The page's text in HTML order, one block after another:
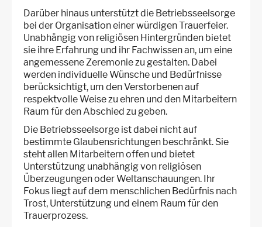
Darüber hinaus unterstützt die Betriebsseelsorge
bei der Organisation einer würdigen Trauerfeier.
Unabhängig von religiösen Hintergründen bietet
sie ihre Erfahrung und ihr Fachwissen an, um eine
angemessene Zeremonie zu gestalten. Dabei
werden individuelle Wünsche und Bedürfnisse
berücksichtigt, um den Verstorbenen auf
respektvolle Weise zu ehren und den Mitarbeitern
Raum für den Abschied zu geben.
Die Betriebsseelsorge ist dabei nicht auf
bestimmte Glaubensrichtungen beschränkt. Sie
steht allen Mitarbeitern offen und bietet
Unterstützung unabhängig von religiösen
Überzeugungen oder Weltanschauungen. Ihr
Fokus liegt auf dem menschlichen Bedürfnis nach
Trost, Unterstützung und einem Raum für den
Trauerprozess.